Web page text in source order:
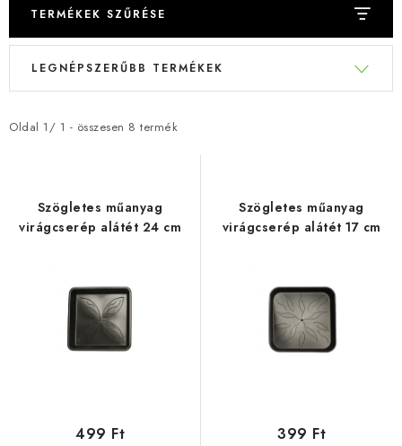
Általános Üzleti Feltételek
TERMÉKEK SZŰRÉSE
T
m
k
Oldal 1 / 1 - összesen 8 termék
T
m
k
LEGNÉPSZERŰBB TERMÉKEK
Szögletes műanyag
virágcserép alátét 24 cm
499 Ft
Szögletes műanyag
virágcserép alátét 17 cm
399 Ft